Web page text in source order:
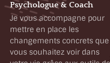
Psychologue & Coach
Je vous accompagne pour
mettre en place les
changements concrets que
vous souhaitez voir dans